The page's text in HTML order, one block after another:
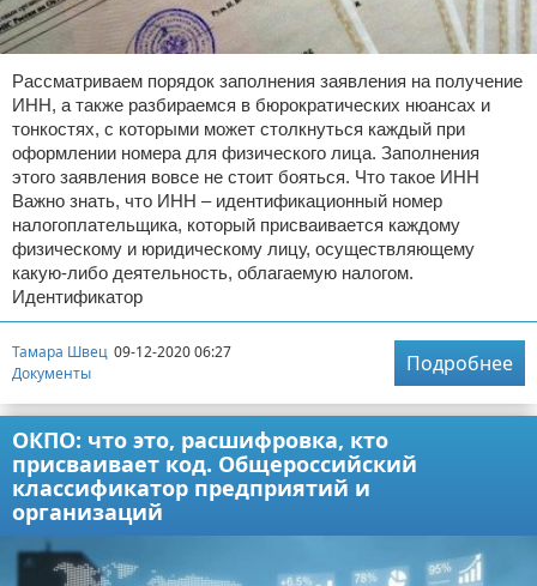
Рассматриваем порядок заполнения заявления на получение
ИНН, а также разбираемся в бюрократических нюансах и
тонкостях, с которыми может столкнуться каждый при
оформлении номера для физического лица. Заполнения
этого заявления вовсе не стоит бояться. Что такое ИНН
Важно знать, что ИНН – идентификационный номер
налогоплательщика, который присваивается каждому
физическому и юридическому лицу, осуществляющему
какую-либо деятельность, облагаемую налогом.
Идентификатор
Тамара Швец 09-12-2020 06:27
Документы
Подробнее
ОКПО: что это, расшифровка, кто
присваивает код. Общероссийский
классификатор предприятий и
организаций